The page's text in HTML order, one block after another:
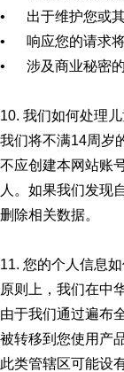
• 出于维护您或其
• 响应您的请求将
• 涉及商业秘密的
10. 我们如何处理
我们将不满14周岁
不应创建本网站账
人。如果我们发现
删除相关数据。
11. 您的个人信息
原则上，我们在中
由于我们通过遍布
被转移到您使用产
此类管辖区可能设